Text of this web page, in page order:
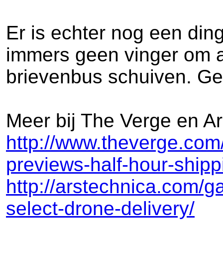
Er is echter nog een
immers geen vinger om
brievenbus schuiven.
Meer bij The Verge en
http://
previews-half-hour-
http://arstechnica.com/
select-drone-delivery/